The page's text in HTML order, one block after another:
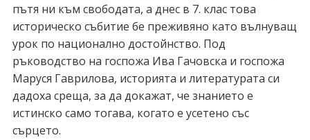
пътя ни към свободата, а днес в 7. клас това
историческо събитие бе преживяно като вълнуващ
урок по национално достойнство. Под
ръководство на госпожа Ива Гачовска и госпожа
Маруся Гаврилова, историята и литературата си
дадоха среща, за да докажат, че знанието е
истинско само тогава, когато е усетено със
сърцето.